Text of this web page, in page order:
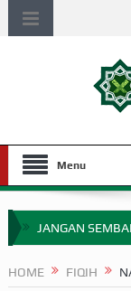
Menu
JANGAN
HOME FIQIH